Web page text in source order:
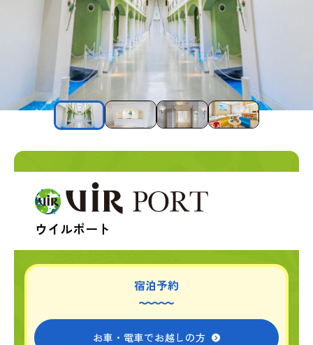
ウイルポート
宿泊予約
お車・電車でお越しの方